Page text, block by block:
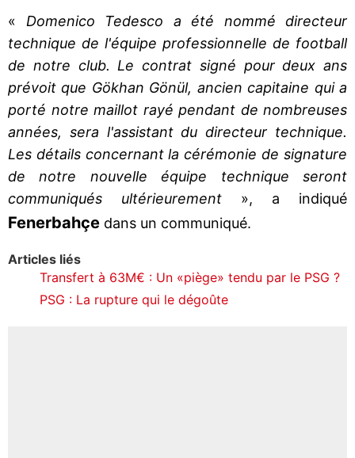
« Domenico Tedesco a été nommé directeur
technique de l'équipe professionnelle de football
de notre club. Le contrat signé pour deux ans
prévoit que Gökhan Gönül, ancien capitaine qui a
porté notre maillot rayé pendant de nombreuses
années, sera l'assistant du directeur technique.
Les détails concernant la cérémonie de signature
de notre nouvelle équipe technique seront
communiqués ultérieurement », a indiqué
Fenerbahçe dans un communiqué.
Articles liés
Transfert à 63M€ : Un «piège» tendu par le PSG ?
PSG : La rupture qui le dégoûte